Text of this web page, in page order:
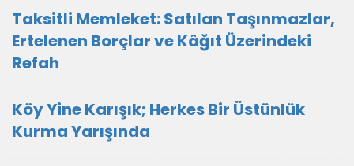
Taksitli Memleket: Satılan Taşınmazlar,
Ertelenen Borçlar ve Kâğıt Üzerindeki
Refah
Köy Yine Karışık; Herkes Bir Üstünlük
Kurma Yarışında